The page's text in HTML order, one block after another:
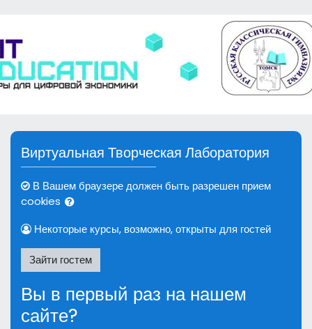
Пропустить и перейти к созданию новой учетной записи
Виртуальная Творческая Лаборатория
В Вашем браузере должен быть разрешен прием
cookies
Некоторые курсы, возможно, открыты для гостей
Зайти гостем
Вы в первый раз на нашем
сайте?